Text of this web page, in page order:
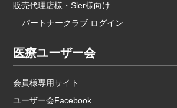
販売代理店様・Sler様向け
パートナークラブ ログイン
医療ユーザー会
会員様専用サイト
ユーザー会Facebook